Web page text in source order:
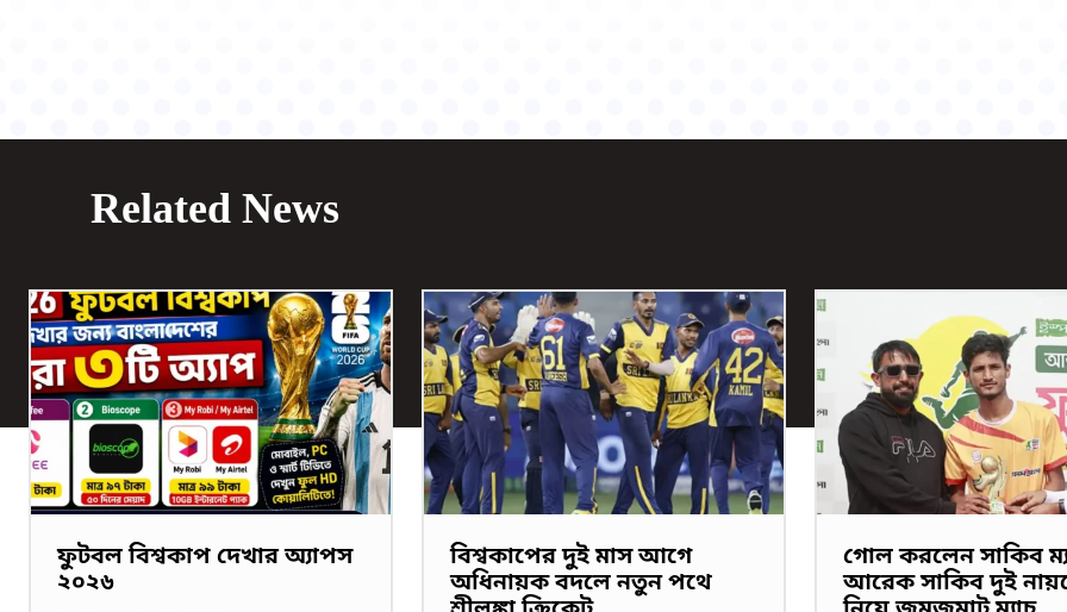
Related News
ফুটবল বিশ্বকাপ দেখার অ্যাপস
২০২৬
বিশ্বকাপের দুই মাস আগে
অধিনায়ক বদলে নতুন পথে
গোল করলেন সাকিব
আরেক সাকিব দুই